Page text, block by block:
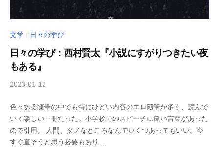
文学 / 日々の学び
日々の学び：西村賢太『小説にすがりつきたい夜
もある』
2023-01-12
木
下
倖
一
件
の
コ
メ
色々ある随筆の中でも特にひどい内容のエロ随筆が多く、読んで
いて楽しい一冊だった。小学校でのスピーチに良い言葉があった
ので引用。 人間、ダメなところなんでいくつあってもいい。今
すぐ直そうと思う必要もあり...